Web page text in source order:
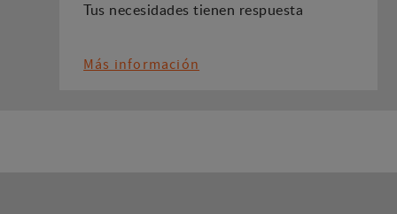
Tus necesidades tienen respuesta
Más información